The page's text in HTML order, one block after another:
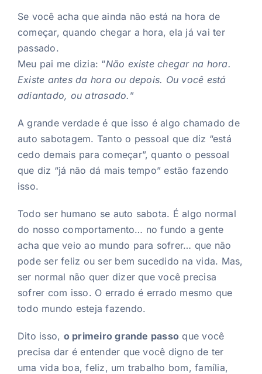
Se você acha que ainda não está na hora de
começar, quando chegar a hora, ela já vai ter
passado.
Meu pai me dizia: “Não existe chegar na hora.
Existe antes da hora ou depois. Ou você está
adiantado, ou atrasado. ”
A grande verdade é que isso é algo chamado de
auto sabotagem. Tanto o pessoal que diz “está
cedo demais para começar”, quanto o pessoal
que diz “já não dá mais tempo” estão fazendo
isso.
Todo ser humano se auto sabota. É algo normal
do nosso comportamento… no fundo a gente
acha que veio ao mundo para sofrer… que não
pode ser feliz ou ser bem sucedido na vida. Mas,
ser normal não quer dizer que você precisa
sofrer com isso. O errado é errado mesmo que
todo mundo esteja fazendo.
Dito isso, o primeiro grande passo que você
precisa dar é entender que você digno de ter
uma vida boa, feliz, um trabalho bom, família,